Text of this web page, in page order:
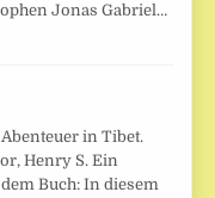
Jonas Gabriel…
in Tibet.
Henry S. Ein
Buch: In diesem